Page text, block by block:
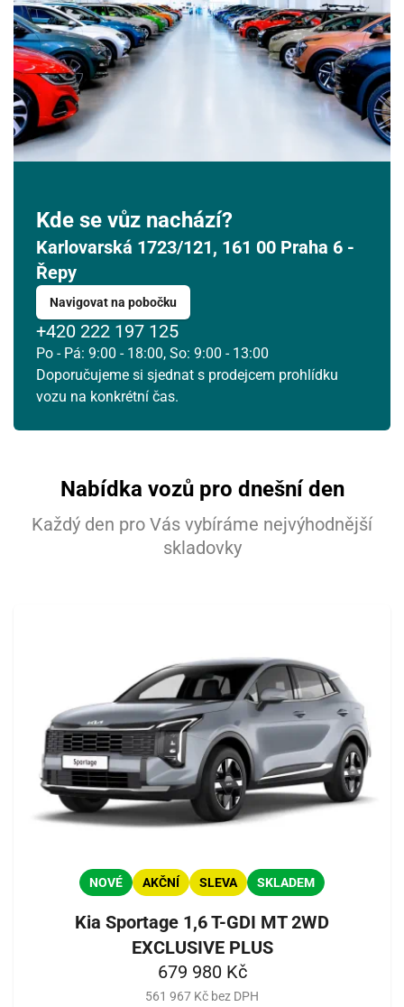
Kde se vůz nachází?
Karlovarská 1723/121, 161 00 Praha 6 -
Řepy
Navigovat na pobočku
+420 222 197 125
Po - Pá: 9:00 - 18:00, So: 9:00 - 13:00
Doporučujeme si sjednat s prodejcem prohlídku
vozu na konkrétní čas.
Nabídka vozů pro dnešní den
Každý den pro Vás vybíráme nejvýhodnější
skladovky
NOVÉ AKČNÍ SLEVA SKLADEM
Kia Sportage 1,6 T-GDI MT 2WD
EXCLUSIVE PLUS
679 980 Kč
561 967 Kč bez DPH
17 18 19 20 21 22 23
24 25 26 28 29 30
31 1 5 6